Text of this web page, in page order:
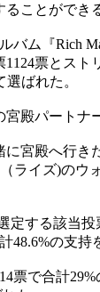
ことができ
バム『Rich
票とスト
ばれた。
殿パートナ
宮殿へ行き
ライズ)のウ
定する該当
48.6%の支持
票で合計